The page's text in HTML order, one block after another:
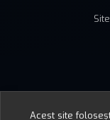
Acest site